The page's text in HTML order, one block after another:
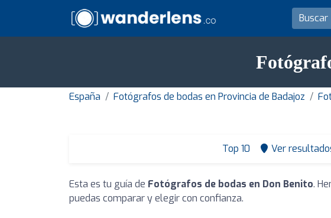
España Fotógrafos de bodas en Provincia de Badajoz
Top 10 Ver
Esta es tu guía de Fotógrafos de bodas en Don Benito.
puedas comparar y elegir con confianza.